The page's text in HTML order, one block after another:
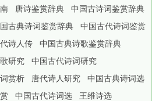
唐诗鉴赏辞典
中国古诗词鉴赏辞典
古典诗词鉴赏辞典
中国古代诗词鉴赏
诗人传
中国古典诗歌鉴赏辞典
研究
中国古代诗词研究
赏析 唐代诗人研究
中国古典诗词选
中国古代诗词选
王维诗选